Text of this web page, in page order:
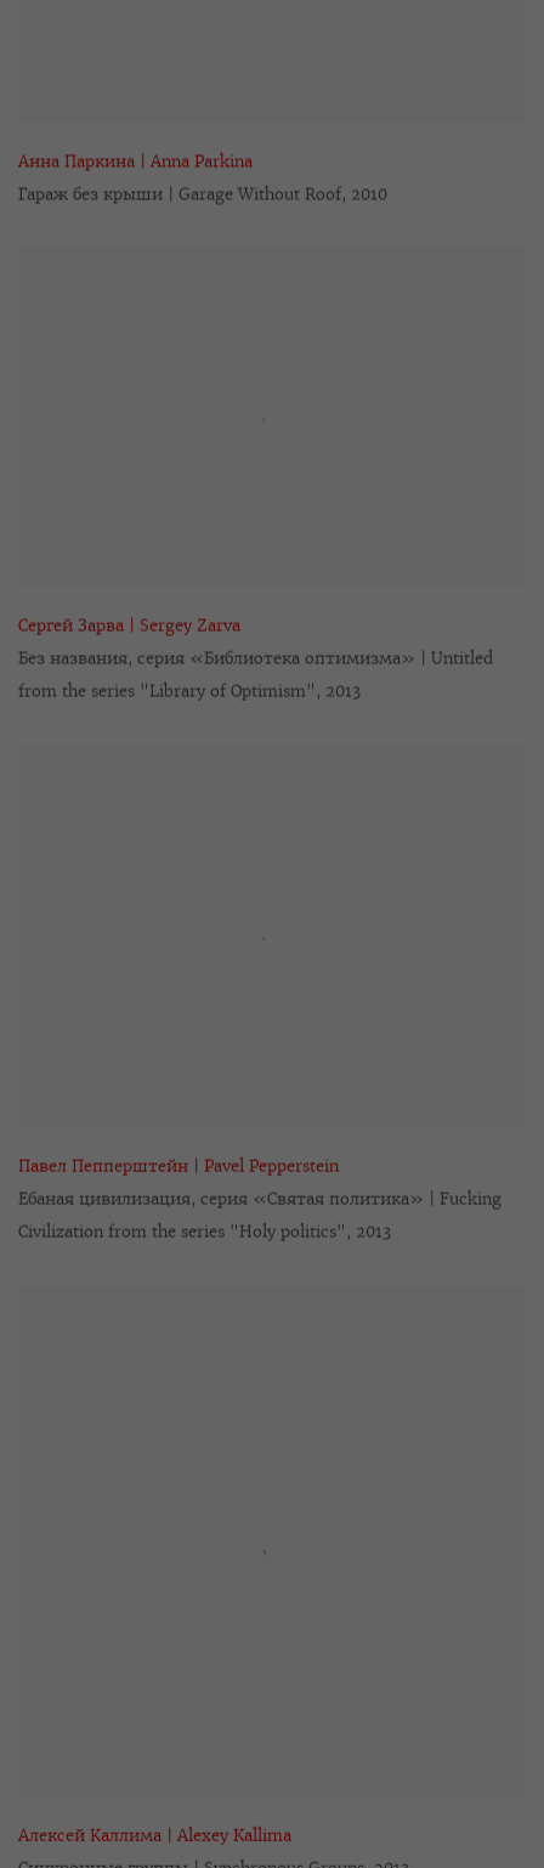
Анна Паркина | Anna Parkina
Гараж без крыши | Garage Without Roof, 2010
Сергей Зарва | Sergey Zarva
Без названия, серия «Библиотека оптимизма» | Untitled
from the series "Library of Optimism" , 2013
Павел Пепперштейн | Pavel Pepperstein
Ебаная цивилизация, серия «Святая политика» | Fucking
Civilization from the series "Holy politics" , 2013
Алексей Каллима | Alexey Kallima